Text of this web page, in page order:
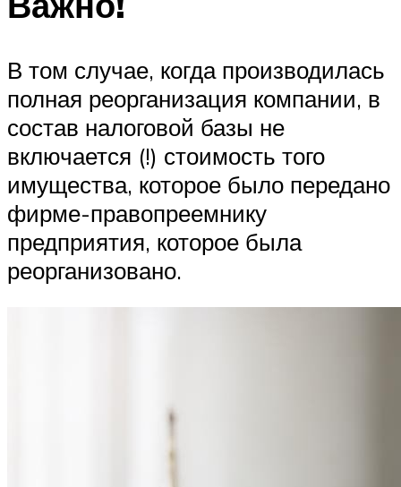
В том случае, когда производилась
полная реорганизация компании, в
состав налоговой базы не
включается (!) стоимость того
имущества, которое было передано
фирме-правопреемнику
предприятия, которое была
реорганизовано.